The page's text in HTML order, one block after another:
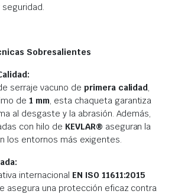
Sobresalientes
serraje vacuno de primera calidad,
de1 mm, esta chaqueta garantiza
al desgaste y la abrasión. Además,
con hilo de KEVLAR® aseguran la
los entornos más exigentes.
internacional EN ISO 11611:2015
asegura una protección eficaz contra